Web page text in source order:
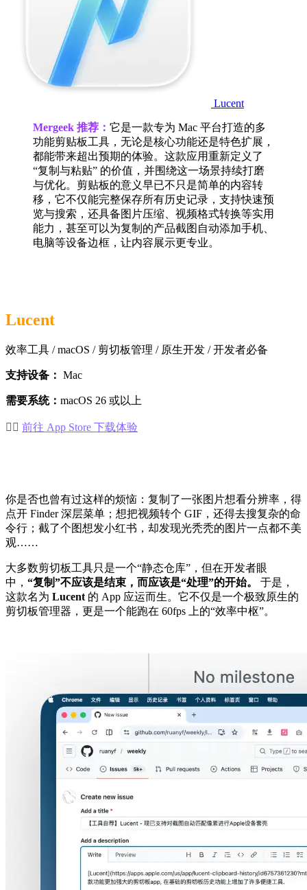
Lucent
Mergeek 推荐： 它是一款专为 Mac 平台打造的多
功能剪贴板工具，无论是核心功能还是特色扩展，
都能带来超出预期的体验。这款应用重新定义了
“复制与粘贴” 的价值，并围绕这一场景持续打磨
与优化。剪贴板的意义早已不只是简单的内容转
移，它不仅能完整保存所有历史记录，支持快速预
览与搜索，还具备图片压缩、视频格式转换等实用
能力，甚至可以为复制的产品截图自动添加手机、
电脑等设备边框，让内容展示更专业。
Lucent
效率工具 / macOS / 剪切板管理 / 原生开发 / 开发者必备
支持设备： Mac
需要系统： macOS 26 或以上
👉🏻 前往 App Store 下载体验
你是否也曾有过这样的烦恼：复制了一张图片想看分辨率，得
点开 Finder 深层菜单；想把视频转个 GIF，还得去搜复杂的命
令行；截了个图想发小红书，却发现光秃秃的图片一点都不美
观……
大多数剪切板工具只是一个“静态仓库”，但在开发者眼
中， “复制”不应该是结束，而应该是“处理”的开始。
于是，
这款名为 Lucent 的 App 应运而生。它不仅是一个极致原生的
剪切板管理器，更是一个能跑在 60fps 上的“效率中枢”。